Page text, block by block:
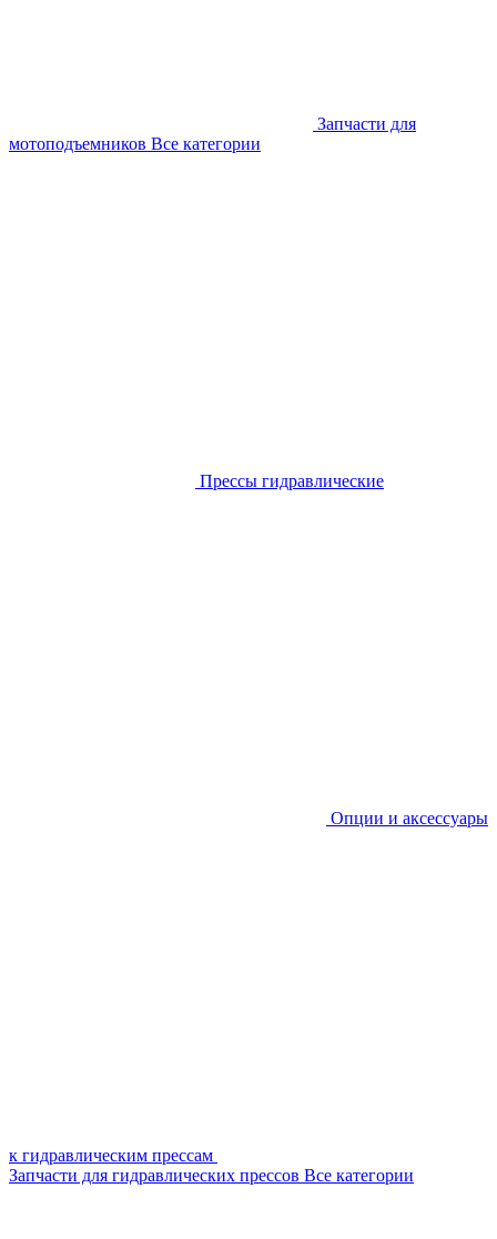
Запчасти для
мотоподъемников Все категории
Прессы гидравлические
Опции и аксессуары
к гидравлическим прессам
Запчасти для гидравлических прессов Все категории